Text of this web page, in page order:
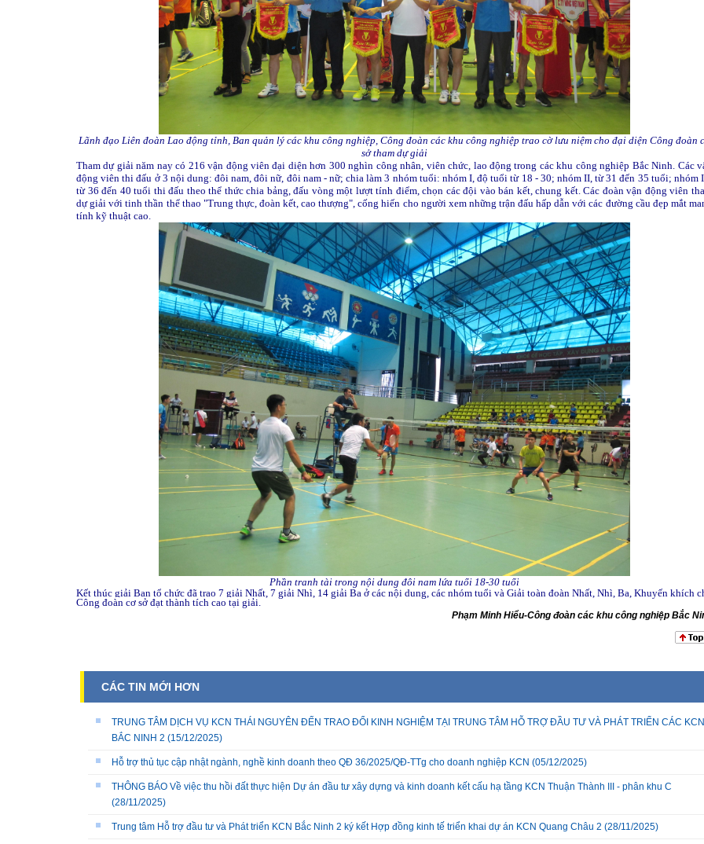
Lãnh đạo Liên đoàn Lao động tỉnh, Ban quản lý các khu công nghiệp, Công đoàn các khu công nghiệp trao cờ lưu niệm cho đại diện Công đoàn
sở tham dự giải
Tham dự giải năm nay có 216 vận động viên đại diện hơn 300 nghìn công nhân, viên chức, lao động trong các khu công nghiệp Bắc Ninh. Các
động viên thi đấu ở 3 nội dung: đôi nam, đôi nữ, đôi nam - nữ; chia làm 3 nhóm tuổi: nhóm I, độ tuổi từ 18 - 30; nhóm II, từ 31 đến 35 tuổi; nhóm
từ 36 đến 40 tuổi thi đấu theo thể thức chia bảng, đấu vòng một lượt tính điểm, chọn các đội vào bán kết, chung kết.Các đoàn vận động viên
dự giải với tinh thần thể thao "Trung thực, đoàn kết, cao thượng", cống hiến cho người xem những trận đấu hấp dẫn với các đường cầu đẹp mắt
tính kỹ thuật cao.
Phần tranh tài trong nội dung đôi nam lứa tuổi 18-30 tuổi
Kết thúc giải Ban tổ chức đã trao 7 giải Nhất, 7 giải Nhì, 14 giải Ba ở các nội dung, các nhóm tuổi và Giải toàn đoàn Nhất, Nhì, Ba, Khuyến khích
Công đoàn cơ sở đạt thành tích cao tại giải.
Phạm Minh Hiểu-Công đoàn các khu công nghiệp Bắc
CÁC TIN MỚI HƠN
TRUNG TÂM DỊCH VỤ KCN THÁI NGUYÊN ĐẾN TRAO ĐỔI KINH NGHIỆM TẠI TRUNG TÂM HỖ TRỢ ĐẦU TƯ VÀ PHÁT TRIỂN CÁC KCN
BẮC NINH 2 (15/12/2025)
Hỗ trợ thủ tục cập nhật ngành, nghề kinh doanh theo QĐ 36/2025/QĐ-TTg cho doanh nghiệp KCN (05/12/2025)
THÔNG BÁO Về việc thu hồi đất thực hiện Dự án đầu tư xây dựng và kinh doanh kết cấu hạ tầng KCN Thuận Thành III - phân khu C
(28/11/2025)
Trung tâm Hỗ trợ đầu tư và Phát triển KCN Bắc Ninh 2 ký kết Hợp đồng kinh tế triển khai dự án KCN Quang Châu 2 (28/11/2025)